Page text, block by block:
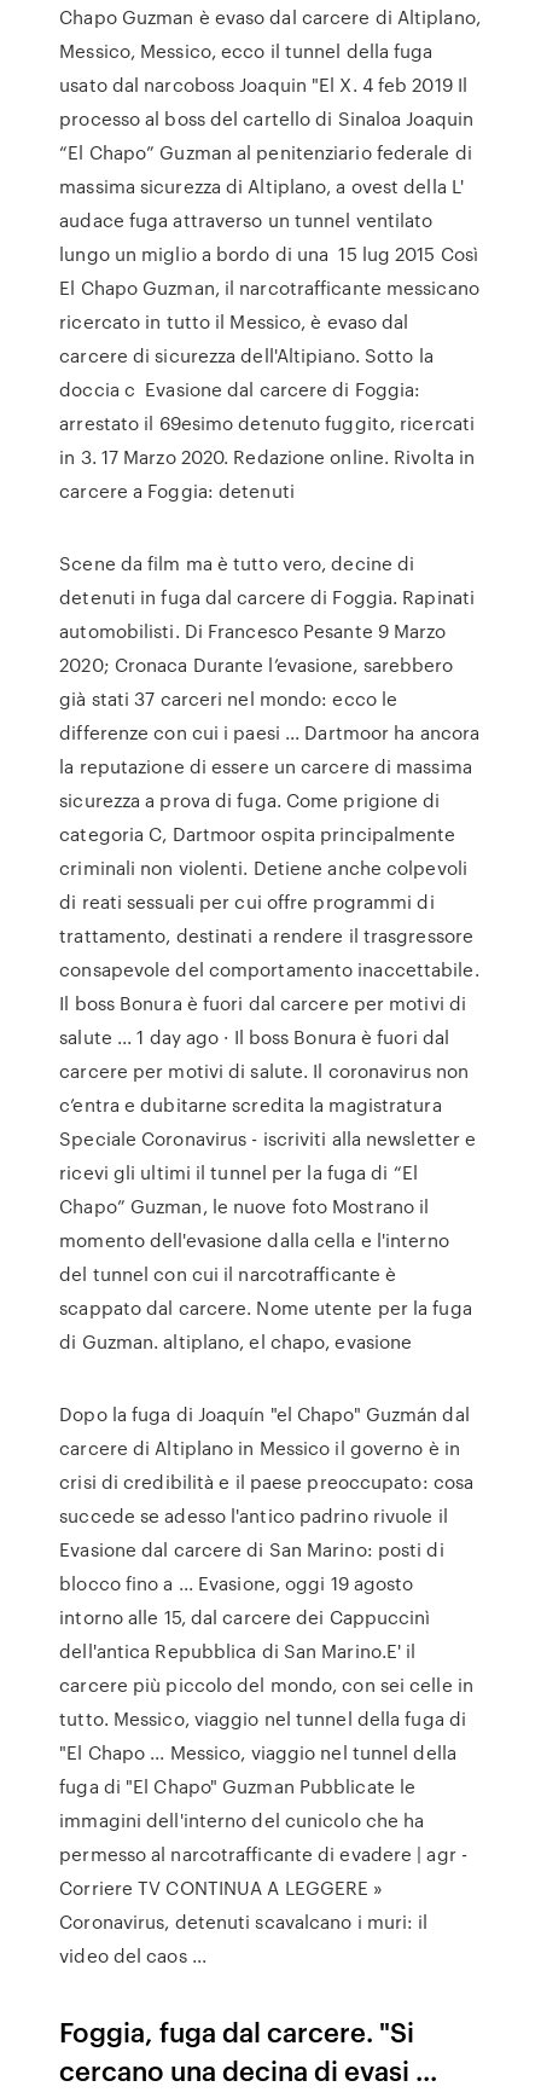
Chapo Guzman è evaso dal carcere di Altiplano,
Messico, Messico, ecco il tunnel della fuga
usato dal narcoboss Joaquin "El X. 4 feb 2019 Il
processo al boss del cartello di Sinaloa Joaquin
“El Chapo” Guzman al penitenziario federale di
massima sicurezza di Altiplano, a ovest della L'
audace fuga attraverso un tunnel ventilato
lungo un miglio a bordo di una 15 lug 2015 Così
El Chapo Guzman, il narcotrafficante messicano
ricercato in tutto il Messico, è evaso dal
carcere di sicurezza dell'Altipiano. Sotto la
doccia c Evasione dal carcere di Foggia:
arrestato il 69esimo detenuto fuggito, ricercati
in 3. 17 Marzo 2020. Redazione online. Rivolta in
carcere a Foggia: detenuti
Scene da film ma è tutto vero, decine di
detenuti in fuga dal carcere di Foggia. Rapinati
automobilisti. Di Francesco Pesante 9 Marzo
2020; Cronaca Durante l’evasione, sarebbero
già stati 37 carceri nel mondo: ecco le
differenze con cui i paesi ... Dartmoor ha ancora
la reputazione di essere un carcere di massima
sicurezza a prova di fuga. Come prigione di
categoria C, Dartmoor ospita principalmente
criminali non violenti. Detiene anche colpevoli
di reati sessuali per cui offre programmi di
trattamento, destinati a rendere il trasgressore
consapevole del comportamento inaccettabile.
Il boss Bonura è fuori dal carcere per motivi di
salute ... 1 day ago · Il boss Bonura è fuori dal
carcere per motivi di salute. Il coronavirus non
c’entra e dubitarne scredita la magistratura
Speciale Coronavirus - iscriviti alla newsletter e
ricevi gli ultimi il tunnel per la fuga di “El
Chapo” Guzman, le nuove foto Mostrano il
momento dell'evasione dalla cella e l'interno
del tunnel con cui il narcotrafficante è
scappato dal carcere. Nome utente per la fuga
di Guzman. altiplano, el chapo, evasione
Dopo la fuga di Joaquín "el Chapo" Guzmán dal
carcere di Altiplano in Messico il governo è in
crisi di credibilità e il paese preoccupato: cosa
succede se adesso l'antico padrino rivuole il
Evasione dal carcere di San Marino: posti di
blocco fino a ... Evasione, oggi 19 agosto
intorno alle 15, dal carcere dei Cappuccinì
dell'antica Repubblica di San Marino.E' il
carcere più piccolo del mondo, con sei celle in
tutto. Messico, viaggio nel tunnel della fuga di
"El Chapo ... Messico, viaggio nel tunnel della
fuga di "El Chapo" Guzman Pubblicate le
immagini dell'interno del cunicolo che ha
permesso al narcotrafficante di evadere | agr -
Corriere TV CONTINUA A LEGGERE »
Coronavirus, detenuti scavalcano i muri: il
video del caos ...
Foggia, fuga dal carcere. "Si
cercano una decina di evasi ...